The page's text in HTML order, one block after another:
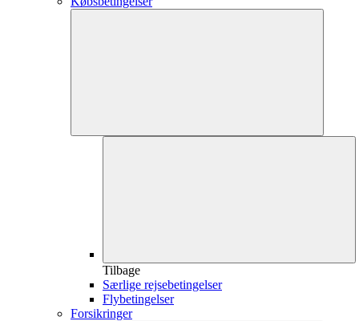
Tilbage
Særlige rejsebetingelser
Flybetingelser
Forsikringer